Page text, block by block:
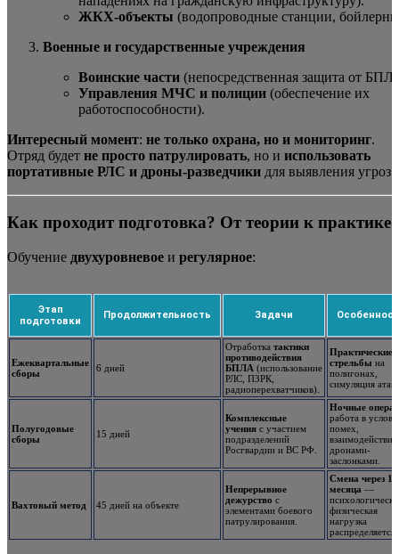
ЖКХ-объекты (водопроводные станции,
Военные и государственные учреждения
Воинские части (непосредственная защита от
Управления МЧС и полиции (обеспечение их
работоспособности).
Интересный момент: не только охрана, но и мониторинг.
Отряд будет не просто патрулировать, но и использовать
портативные РЛС и дроны-разведчики для выявления угроз.
Как проходит подготовка? От теории к практике
Обучение двухуровневое и регулярное:
Этап
подготовки
Продолжительность Задачи
Ежеквартальные
сборы
6 дней
Отработка тактики
противодействия
БПЛА (использование
РЛС, ПЗРК,
радиоперехватчиков).
Практические
стрельбы на
полигонах,
симуляция атак.
Полугодовые
сборы
15 дней
Комплексные
учения с участием
подразделений
Росгвардии и ВС РФ.
Ночные
работа в
помех,
взаимодействие
дронами-
заслонками.
Вахтовый метод 45 дней на объекте
Непрерывное
дежурство с
элементами боевого
патрулирования.
Смена через
месяца —
физическая
нагрузка
распределяется.